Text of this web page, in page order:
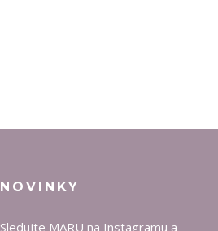
NOVINKY
Sledujte MARU na Instagramu a